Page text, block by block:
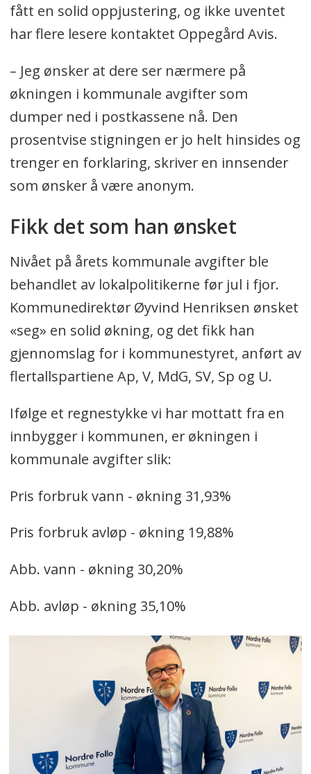
fått en solid oppjustering, og ikke uventet
har flere lesere kontaktet Oppegård Avis.
– Jeg ønsker at dere ser nærmere på
økningen i kommunale avgifter som
dumper ned i postkassene nå. Den
prosentvise stigningen er jo helt hinsides og
trenger en forklaring, skriver en innsender
som ønsker å være anonym.
Fikk det som han ønsket
Nivået på årets kommunale avgifter ble
behandlet av lokalpolitikerne før jul i fjor.
Kommunedirektør Øyvind Henriksen ønsket
«seg» en solid økning, og det fikk han
gjennomslag for i kommunestyret, anført av
flertallspartiene Ap, V, MdG, SV, Sp og U.
Ifølge et regnestykke vi har mottatt fra en
innbygger i kommunen, er økningen i
kommunale avgifter slik:
Pris forbruk vann - økning 31,93%
Pris forbruk avløp - økning 19,88%
Abb. vann - økning 30,20%
Abb. avløp - økning 35,10%